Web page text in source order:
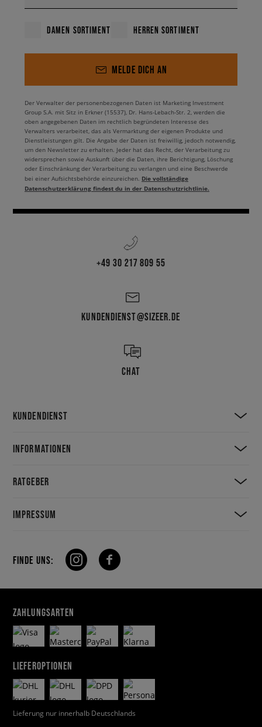
DAMEN SORTIMENT HERREN SORTIMENT
MELDE DICH AN
Der Verwalter der personenbezogenen Daten ist Marketing Investment
Group S.A. mit Sitz in Erkner (15537), Dr. Hans-Lebach-Str. 2, werden die
oben angegebenen Daten im rechtlich begründeten Interesse des
Verwalters verarbeitet, das als Vermarktung der eigenen Produkte und
Dienstleistungen gilt. Die Angabe der Daten ist freiwillig, jedoch notwendig,
um den Newsletter zu erhalten. Jeder hat das Recht, der Verarbeitung zu
widersprechen sowie Auskunft über die Daten, ihre Berichtigung, Löschung
oder Einschränkung der Verarbeitung zu verlangen und eine Beschwerde
bei einer Aufsichtsbehörde einzureichen. Die vollständige
Datenschutzerklärung findest du in der Datenschutzrichtlinie.
+49 30 217 809 55
KUNDENDIENST@SIZEER.DE
CHAT
KUNDENDIENST
INFORMATIONEN
RATGEBER
IMPRESSUM
FINDE UNS:
ZAHLUNGSARTEN
LIEFEROPTIONEN
Lieferung nur innerhalb Deutschlands